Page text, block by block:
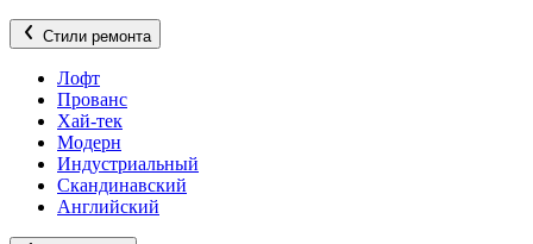
Стили ремонта
Лофт
Прованс
Хай-тек
Модерн
Индустриальный
Скандинавский
Английский